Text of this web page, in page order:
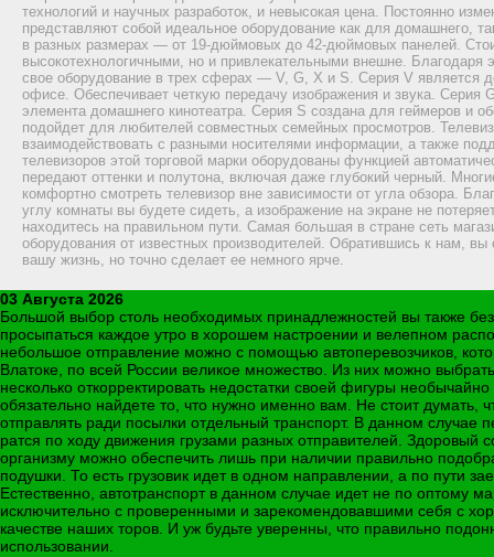
технологий и научных разработок, и невысокая цена. Постоянно
представляют собой идеальное оборудование как для домашнего,
в разных размерах — от 19-дюймовых до 42-дюймовых панелей.
высокотехнологичными, но и привлекательными внешне. Благодаря
свое оборудование в трех сферах — V, G, Х и S. Серия V является
офисе. Обеспечивает четкую передачу изображения и звука.
элемента домашнего кинотеатра. Серия S создана для геймеров и
подойдет для любителей совместных семейных просмотров.
взаимодействовать с разными носителями информации, а также
телевизоров этой торговой марки оборудованы функцией
передают оттенки и полутона, включая даже глубокий черный.
комфортно смотреть телевизор вне зависимости от угла обзора.
углу комнаты вы будете сидеть, а изображение на экране не
находитесь на правильном пути. Самая большая в стране сеть
оборудования от известных производителей. Обратившись к нам,
вашу жизнь, но точно сделает ее немного ярче.
03 Августа 2026
Большой выбор столь необходимых принадлежностей вы также
просыпаться каждое утро в хорошем настроении и велепном
небольшое отправление можно с помощью автоперевозчиков,
Влатоке, по всей России великое множество. Из них можно
несколько откорректировать недостатки своей фигуры
обязательно найдете то, что нужно именно вам. Не стоит думать,
отправлять ради посылки отдельный транспорт. В данном случае
ратся по ходу движения грузами разных отправителей.
организму можно обеспечить лишь при наличии правильно
подушки. То есть грузовик идет в одном направлении, а по пути
Естественно, автотранспорт в данном случае идет не по оптому
исключительно с проверенными и зарекомендовавшими себя с
качестве наших торов. И уж будьте уверенны, что правильно
использовании.